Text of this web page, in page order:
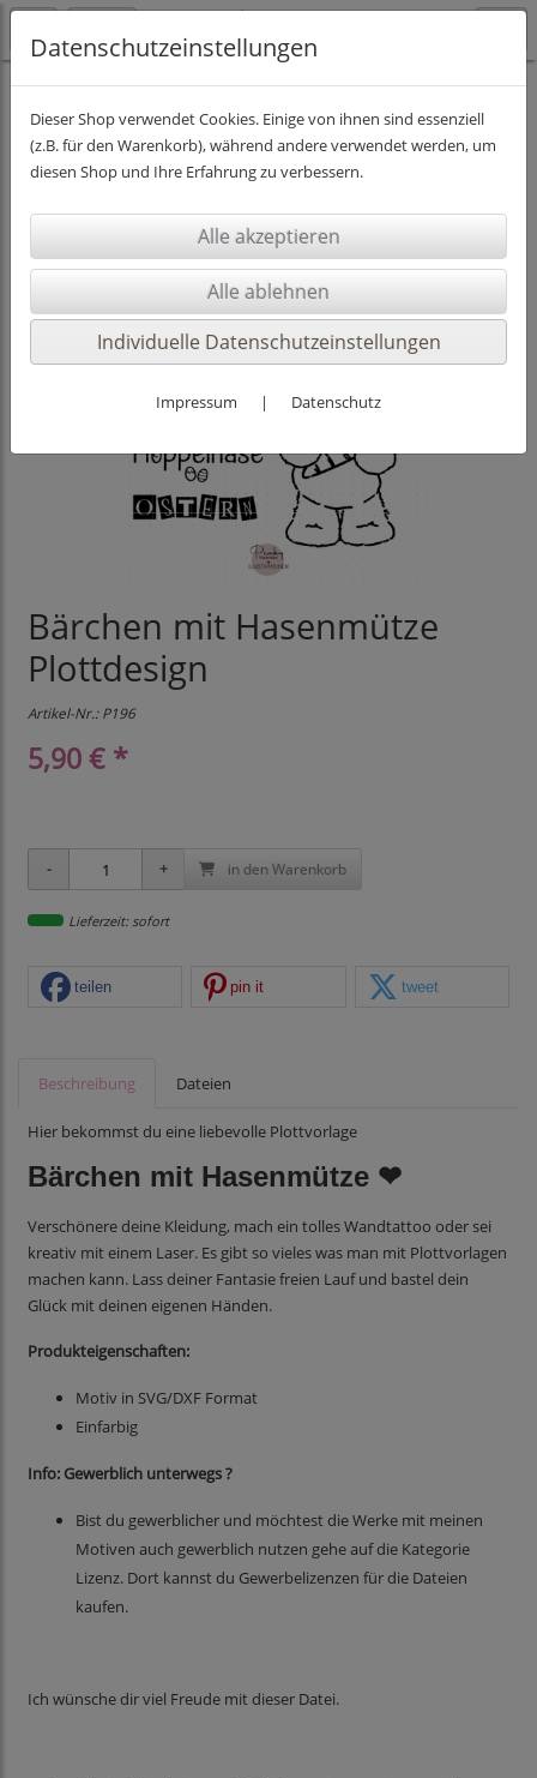
Ostern Plottdesign
Bärchen mit Hasenmütze
Plottdesign
Artikel-Nr.:P196
5,90 € *
in den Warenkorb
Lieferzeit: sofort
teilen pin it tweet
Beschreibung Dateien
Hier bekommst du eine liebevolle Plottvorlage
Bärchen mit Hasenmütze ❤
Verschönere deine Kleidung, mach ein tolles Wandtattoo oder sei
kreativ mit einem Laser. Es gibt so vieles was man mit Plottvorlagen
machen kann. Lass deiner Fantasie freien Lauf und bastel dein
Glück mit deinen eigenen Händen.
Produkteigenschaften:
Motiv in SVG/DXF Format
Einfarbig
Info: Gewerblich unterwegs ?
Bist du gewerblicher und möchtest die Werke mit meinen
Motiven auch gewerblich nutzen gehe auf die Kategorie
Lizenz. Dort kannst du Gewerbelizenzen für die Dateien
kaufen.
Ich wünsche dir viel Freude mit dieser Datei.
Datenschutzeinstellungen
Dieser Shop verwendet Cookies. Einige von ihnen sind essenziell
(z.B. für den Warenkorb), während andere verwendet werden, um
diesen Shop und Ihre Erfahrung zu verbessern.
Individuelle Datenschutzeinstellungen
Impressum | Datenschutz